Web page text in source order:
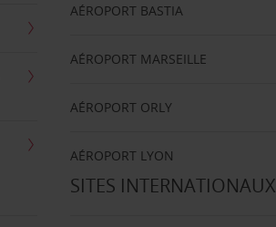
AÉROPORT BASTIA
AÉROPORT MARSEILLE
AÉROPORT ORLY
AÉROPORT LYON
SITES INTERNATIONAUX